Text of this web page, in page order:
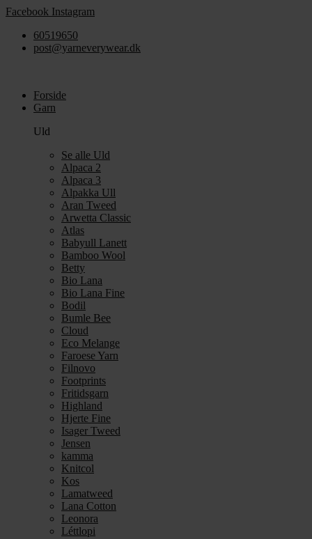
Videre
indhold
Facebook Instagram
60519650
post@yarneverywear.dk
Forside
Garn
Uld
Se alle Uld
Alpaca 2
Alpaca 3
Alpakka Ull
Aran Tweed
Arwetta Classic
Atlas
Babyull Lanett
Bamboo Wool
Betty
Bio Lana
Bio Lana Fine
Bodil
Bumle Bee
Cloud
Eco Melange
Faroese Yarn
Filnovo
Footprints
Fritidsgarn
Highland
Hjerte Fine
Isager Tweed
Jensen
kamma
Knitcol
Kos
Lamatweed
Lana Cotton
Leonora
Léttlopi